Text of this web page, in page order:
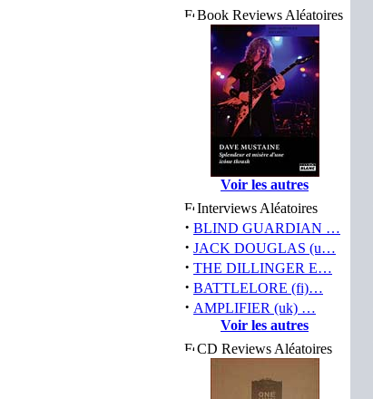
Book Reviews Aléatoires
Voir les autres
Interviews Aléatoires
· BLIND GUARDIAN …
· JACK DOUGLAS (u…
· THE DILLINGER E…
· BATTLELORE (fi)…
· AMPLIFIER (uk) …
Voir les autres
CD Reviews Aléatoires